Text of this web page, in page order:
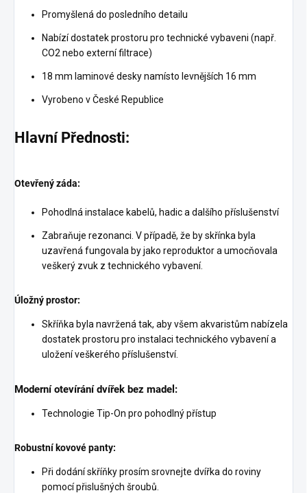
Promyšlená do posledního detailu
Nabízí dostatek prostoru pro technické vybaveni (např.
CO2 nebo externí filtrace)
18 mm laminové desky namísto levnějších 16 mm
Vyrobeno v České Republice
Hlavní Přednosti:
Otevřený záda:
Pohodlná instalace kabelů, hadic a dalšího příslušenství
Zabraňuje rezonanci. V případě, že by skřínka byla
uzavřená fungovala by jako reproduktor a umocňovala
veškerý zvuk z technického vybavení.
Úložný prostor:
Skříňka byla navržená tak, aby všem akvaristům nabízela
dostatek prostoru pro instalaci technického vybavení a
uložení veškerého příslušenství.
Moderní otevírání dvířek bez madel:
Technologie Tip-On pro pohodlný přístup
Robustní kovové panty:
Při dodání skříňky prosím srovnejte dvířka do roviny
pomocí přislušných šroubů.